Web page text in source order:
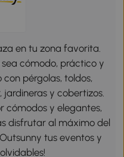
en tu zona favorita.
cómodo, práctico y
pérgolas, toldos,
jardineras y cobertizos.
cómodos y elegantes,
disfrutar al máximo del
tus eventos y